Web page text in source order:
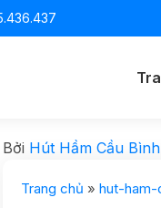
Bởi Hút Hầm Cầu
Trang chủ » hut-